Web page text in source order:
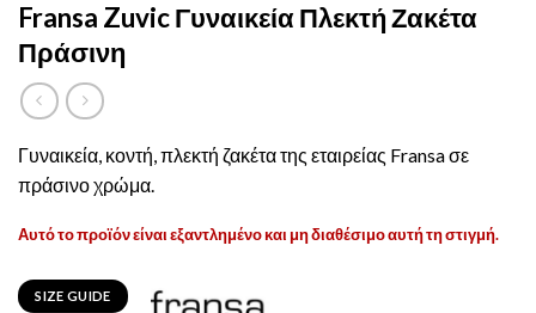
Fransa Zuvic Γυναικεία Πλεκτή Ζακέτα
Πράσινη
Γυναικεία, κοντή, πλεκτή ζακέτα της εταιρείας Fransa σε
πράσινο χρώμα.
Αυτό το προϊόν είναι εξαντλημένο και μη διαθέσιμο αυτή τη στιγμή.
SIZE GUIDE